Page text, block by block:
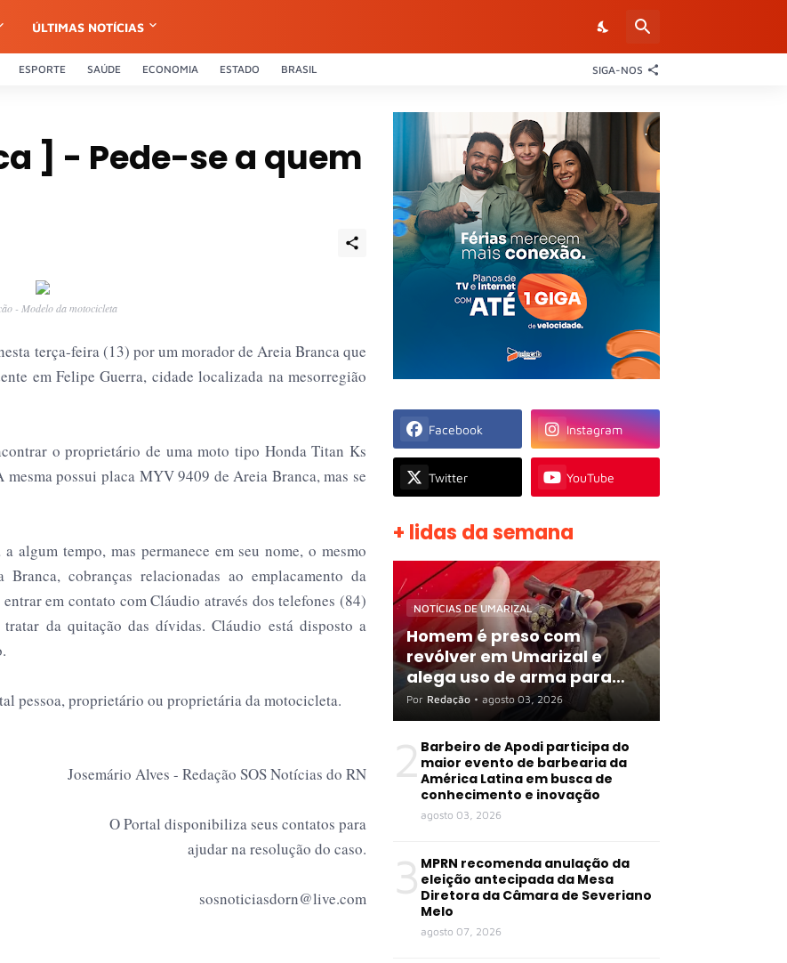
ÚLTIMAS NOTÍCIAS
ESPORTE SAÚDE ECONOMIA ESTADO BRASIL SIGA-NOS
] - Pede-se a quem
- Modelo da motocicleta
terça-feira (13) por um morador de Areia Branca que
em Felipe Guerra, cidade localizada na mesorregião
o proprietário de uma moto tipo Honda Titan Ks
possui placa MYV 9409 de Areia Branca, mas se
algum tempo, mas permanece em seu nome, o mesmo
cobranças relacionadas ao emplacamento da
em contato com Cláudio através dos telefones (84)
da quitação das dívidas. Cláudio está disposto a
pessoa, proprietário ou proprietária da motocicleta.
Josemário Alves - Redação SOS Notícias do RN
O Portal disponibiliza seus contatos para
ajudar na resolução do caso.
sosnoticiasdorn@live.com
Facebook Instagram
Twitter YouTube
+ lidas da semana
NOTÍCIAS DE UMARIZAL
Homem é preso com
revólver em Umarizal e
alega uso de arma para
proteger R$ 3 mil em
espécie
Por Redação • agosto 03, 2026
2 Barbeiro de Apodi participa do
maior evento de barbearia da
América Latina em busca de
conhecimento e inovação
agosto 03, 2026
3 MPRN recomenda anulação da
eleição antecipada da Mesa
Diretora da Câmara de Severiano
Melo
agosto 07, 2026